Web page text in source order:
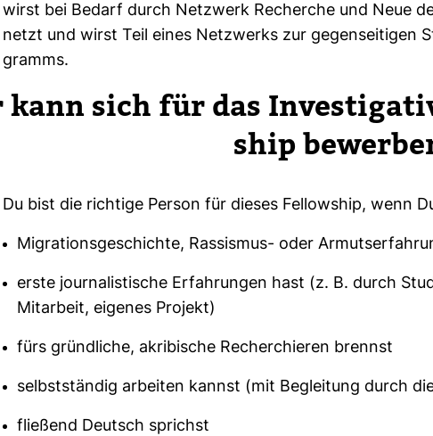
wirst bei Bedarf durch Netz­werk Recherche und Neue
netzt und wirst Teil eines Netz­werks zur gegen­sei­tigen
gramms.
kann sich für das
ship
Du bist die rich­tige Person für dieses Fel­low­ship, wenn
Migrationsgeschichte, Rassismus- oder
erste journalistische Erfahrungen hast (z. B. durch
Mitarbeit, eigenes Projekt)
fürs gründliche, akribische Recherchieren brennst
selbstständig arbeiten kannst (mit Begleitung durch
fließend Deutsch sprichst